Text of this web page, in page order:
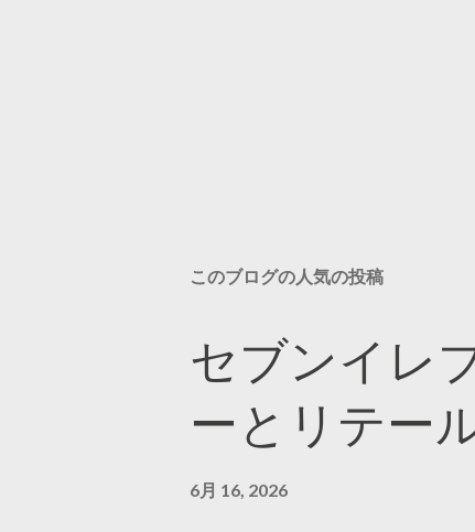
このブログの人気の投稿
セブンイレ
ーとリテー
6月 16, 2026